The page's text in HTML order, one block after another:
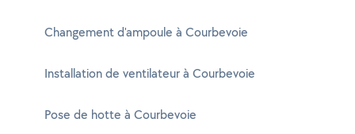
Changement d'ampoule à Courbevoie
Installation de ventilateur à Courbevoie
Pose de hotte à Courbevoie